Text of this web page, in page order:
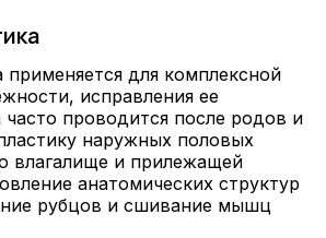
применяется для комплексной
исправления ее
проводится после родов и
наружных половых
влагалище и прилежащей
анатомических структур
рубцов и сшивание мышц